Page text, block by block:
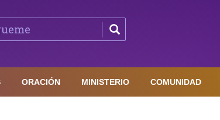
ORACIÓN MINISTERIO COMUNIDAD